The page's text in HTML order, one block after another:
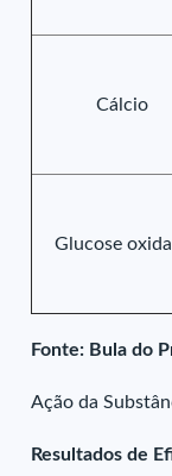
Cálcio
Glucose
Fonte: Bula do
Ação da
Resultados de